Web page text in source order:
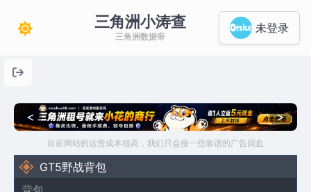
三角洲小涛查
三角洲数据帝
未登录
< >
目前网站的运营成本很高，我们只会接一些靠谱的广告回血
GT5野战背包